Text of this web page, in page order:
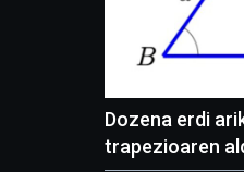
Dozena erdi
trapezioaren